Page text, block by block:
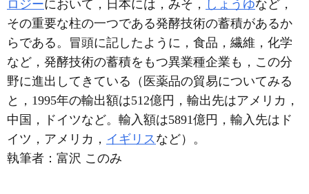
ロジーにおいて，日本には，みそ， しょうゆなど，
その重要な柱の一つである発酵技術の蓄積があるか
らである。冒頭に記したように，食品，繊維，化学
など，発酵技術の蓄積をもつ異業種企業も，この分
野に進出してきている（医薬品の貿易についてみる
と，1995年の輸出額は512億円，輸出先はアメリカ，
中国，ドイツなど。輸入額は5891億円，輸入先はド
イツ，アメリカ， イギリスなど）。
執筆者： 富沢 このみ